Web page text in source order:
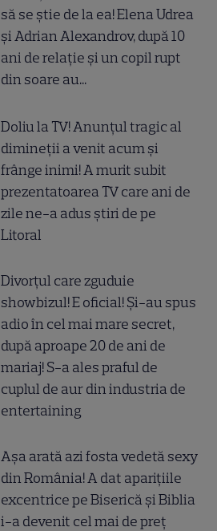
să se știe de la ea! Elena Udrea
și Adrian Alexandrov, după 10
ani de relație și un copil rupt
din soare au...
Doliu la TV! Anunțul tragic al
dimineții a venit acum și
frânge inimi! A murit subit
prezentatoarea TV care ani de
zile ne-a adus știri de pe
Litoral
Divorțul care zguduie
showbizul! E oficial! Și-au spus
adio în cel mai mare secret,
după aproape 20 de ani de
mariaj! S-a ales praful de
cuplul de aur din industria de
entertaining
Așa arată azi fosta vedetă sexy
din România! A dat aparițiile
excentrice pe Biserică și Biblia
i-a devenit cel mai de preț